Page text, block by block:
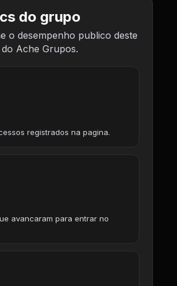
do grupo
o desempenho publico deste
Ache Grupos.
registrados na pagina.
avancaram para entrar no